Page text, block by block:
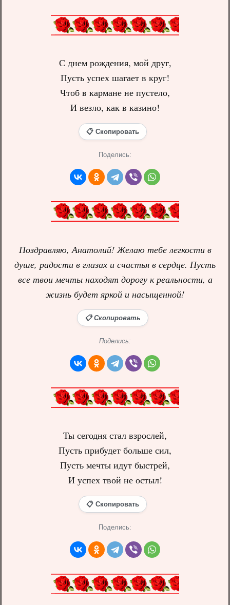
С днем рождения, мой друг,
Пусть успех шагает в круг!
Чтоб в кармане не пустело,
И везло, как в казино!
📋 Скопировать
Поделись:
Поздравляю, Анатолий! Желаю тебе легкости в
душе, радости в глазах и счастья в сердце. Пусть
все твои мечты находят дорогу к реальности, а
жизнь будет яркой и насыщенной!
📋 Скопировать
Поделись:
Ты сегодня стал взрослей,
Пусть прибудет больше сил,
Пусть мечты идут быстрей,
И успех твой не остыл!
📋 Скопировать
Поделись: